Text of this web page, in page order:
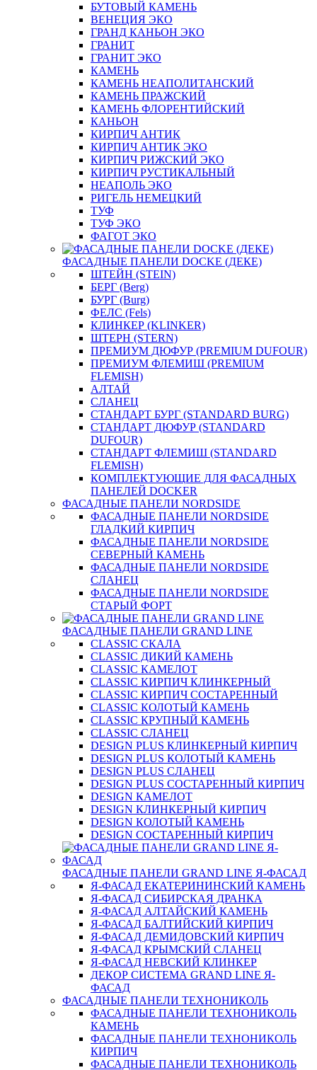
БУТОВЫЙ КАМЕНЬ
ВЕНЕЦИЯ ЭКО
ГРАНД КАНЬОН ЭКО
ГРАНИТ
ГРАНИТ ЭКО
КАМЕНЬ
КАМЕНЬ НЕАПОЛИТАНСКИЙ
КАМЕНЬ ПРАЖСКИЙ
КАМЕНЬ ФЛОРЕНТИЙСКИЙ
КАНЬОН
КИРПИЧ АНТИК
КИРПИЧ АНТИК ЭКО
КИРПИЧ РИЖСКИЙ ЭКО
КИРПИЧ РУСТИКАЛЬНЫЙ
НЕАПОЛЬ ЭКО
РИГЕЛЬ НЕМЕЦКИЙ
ТУФ
ТУФ ЭКО
ФАГОТ ЭКО
ФАСАДНЫЕ ПАНЕЛИ DOCKE (ДЕКЕ)
ШТЕЙН (STEIN)
БЕРГ (Berg)
БУРГ (Burg)
ФЕЛС (Fels)
КЛИНКЕР (KLINKER)
ШТЕРН (STERN)
ПРЕМИУМ ДЮФУР (PREMIUM DUFOUR)
ПРЕМИУМ ФЛЕМИШ (PREMIUM
FLEMISH)
АЛТАЙ
СЛАНЕЦ
СТАНДАРТ БУРГ (STANDARD BURG)
СТАНДАРТ ДЮФУР (STANDARD
DUFOUR)
СТАНДАРТ ФЛЕМИШ (STANDARD
FLEMISH)
КОМПЛЕКТУЮЩИЕ ДЛЯ ФАСАДНЫХ
ПАНЕЛЕЙ DOCKER
ФАСАДНЫЕ ПАНЕЛИ NORDSIDE
ФАСАДНЫЕ ПАНЕЛИ NORDSIDE
ГЛАДКИЙ КИРПИЧ
ФАСАДНЫЕ ПАНЕЛИ NORDSIDE
СЕВЕРНЫЙ КАМЕНЬ
ФАСАДНЫЕ ПАНЕЛИ NORDSIDE
СЛАНЕЦ
ФАСАДНЫЕ ПАНЕЛИ NORDSIDE
СТАРЫЙ ФОРТ
ФАСАДНЫЕ ПАНЕЛИ GRAND LINE
CLASSIC СКАЛА
CLASSIC ДИКИЙ КАМЕНЬ
CLASSIC КАМЕЛОТ
CLASSIC КИРПИЧ КЛИНКЕРНЫЙ
CLASSIC КИРПИЧ СОСТАРЕННЫЙ
CLASSIC КОЛОТЫЙ КАМЕНЬ
CLASSIC КРУПНЫЙ КАМЕНЬ
CLASSIC СЛАНЕЦ
DESIGN PLUS КЛИНКЕРНЫЙ КИРПИЧ
DESIGN PLUS КОЛОТЫЙ КАМЕНЬ
DESIGN PLUS СЛАНЕЦ
DESIGN PLUS СОСТАРЕННЫЙ КИРПИЧ
DESIGN КАМЕЛОТ
DESIGN КЛИНКЕРНЫЙ КИРПИЧ
DESIGN КОЛОТЫЙ КАМЕНЬ
DESIGN СОСТАРЕННЫЙ КИРПИЧ
ФАСАДНЫЕ ПАНЕЛИ GRAND LINE Я-ФАСАД
Я-ФАСАД ЕКАТЕРИНИНСКИЙ КАМЕНЬ
Я-ФАСАД СИБИРСКАЯ ДРАНКА
Я-ФАСАД АЛТАЙСКИЙ КАМЕНЬ
Я-ФАСАД БАЛТИЙСКИЙ КИРПИЧ
Я-ФАСАД ДЕМИДОВСКИЙ КИРПИЧ
Я-ФАСАД КРЫМСКИЙ СЛАНЕЦ
Я-ФАСАД НЕВСКИЙ КЛИНКЕР
ДЕКОР СИСТЕМА GRAND LINE Я-
ФАСАД
ФАСАДНЫЕ ПАНЕЛИ ТЕХНОНИКОЛЬ
ФАСАДНЫЕ ПАНЕЛИ ТЕХНОНИКОЛЬ
КАМЕНЬ
ФАСАДНЫЕ ПАНЕЛИ ТЕХНОНИКОЛЬ
КИРПИЧ
ФАСАДНЫЕ ПАНЕЛИ ТЕХНОНИКОЛЬ